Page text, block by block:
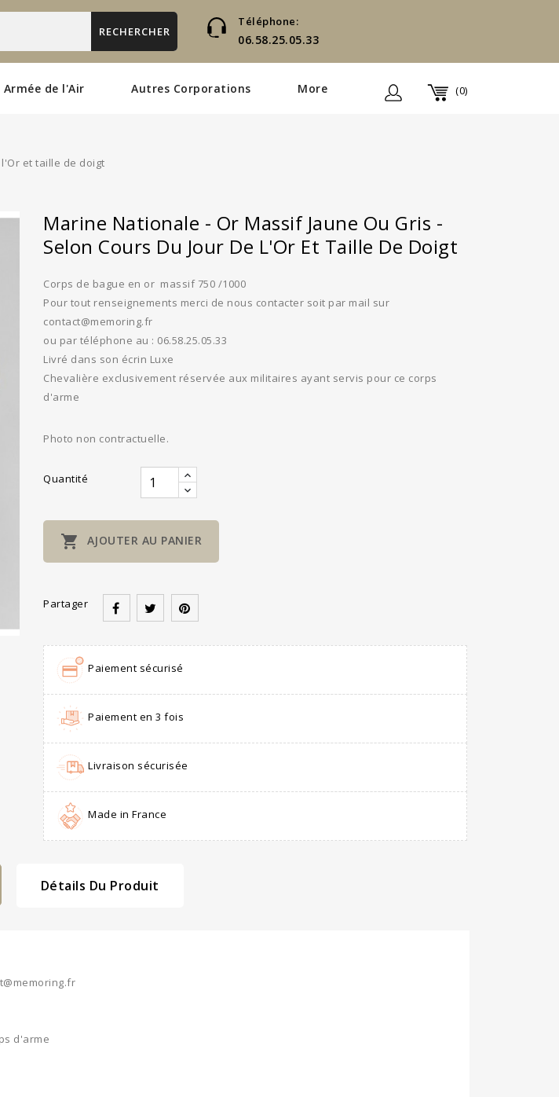
Téléphone:
06.58.25.05.33
RECHERCHER
(0)
Armée de l'Air Autres Corporations More
et taille de doigt
Marine Nationale - Or Massif Jaune Ou Gris -
Selon Cours Du Jour De L'Or Et Taille De Doigt
Corps de bague en or massif 750 /1000
Pour tout renseignements merci de nous contacter soit par mail sur
contact@memoring.fr
ou par téléphone au : 06.58.25.05.33
Livré dans son écrin Luxe
Chevalière exclusivement réservée aux militaires ayant servis pour ce corps
d'arme
Photo non contractuelle.
Quantité
 AJOUTER AU PANIER
Partager
Paiement sécurisé
Paiement en 3 fois
Livraison sécurisée
Made in France
Détails Du Produit
d'arme